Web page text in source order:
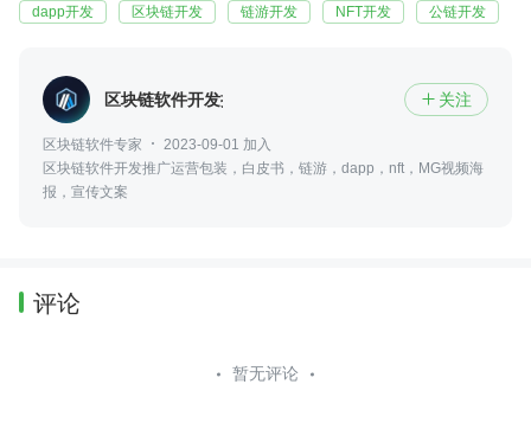
dapp开发 区块链开发 链游开发 NFT开发 公链开发
区块链软件开发推广运营  关注
区块链软件专家
2023-09-01 加入
区块链软件开发推广运营包装，白皮书，链游，dapp，nft，MG视频海
报，宣传文案
评论
暂无评论